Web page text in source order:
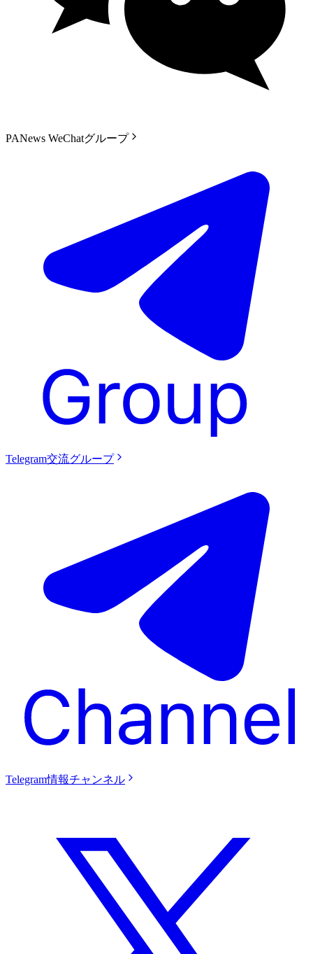
PANews WeChatグループ
Telegram交流グループ
Telegram情報チャンネル